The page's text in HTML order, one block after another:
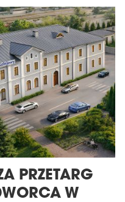
PRZETARG
W